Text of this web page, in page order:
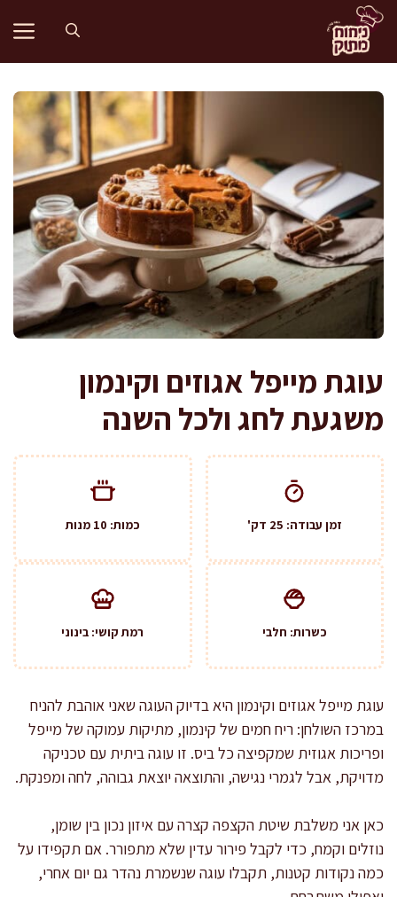
לדלג
לתוכן
עוגת מייפל אגוזים וקינמון
משגעת לחג ולכל השנה
זמן עבודה: 25 דק' כמות: 10 מנות
כשרות: חלבי רמת קושי: בינוני
עוגת מייפל אגוזים וקינמון היא בדיוק העוגה שאני אוהבת להניח
במרכז השולחן: ריח חמים של קינמון, מתיקות עמוקה של מייפל
ופריכות אגוזית שמקפיצה כל ביס. זו עוגה ביתית עם טכניקה
מדויקת, אבל לגמרי נגישה, והתוצאה יוצאת גבוהה, לחה ומפנקת.
כאן אני משלבת שיטת הקצפה קצרה עם איזון נכון בין שומן,
נוזלים וקמח, כדי לקבל פירור עדין שלא מתפורר. אם תקפידו על
כמה נקודות קטנות, תקבלו עוגה שנשמרת נהדר גם יום אחרי,